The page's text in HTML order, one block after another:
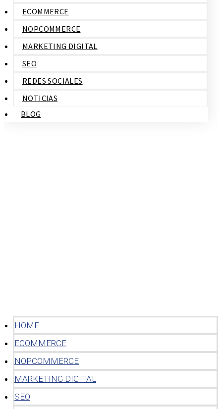
ECOMMERCE
NOPCOMMERCE
MARKETING DIGITAL
SEO
REDES SOCIALES
NOTICIAS
BLOG
HOME
ECOMMERCE
NOPCOMMERCE
MARKETING DIGITAL
SEO